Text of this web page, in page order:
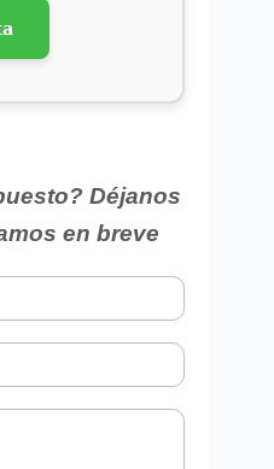
Déjanos
en breve